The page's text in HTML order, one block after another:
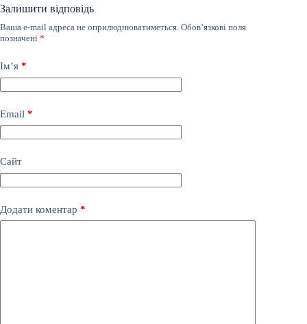
Залишити відповідь
Ваша e-mail адреса не оприлюднюватиметься. Обов’язкові поля
позначені *
Ім’я *
Email *
Сайт
Додати коментар *